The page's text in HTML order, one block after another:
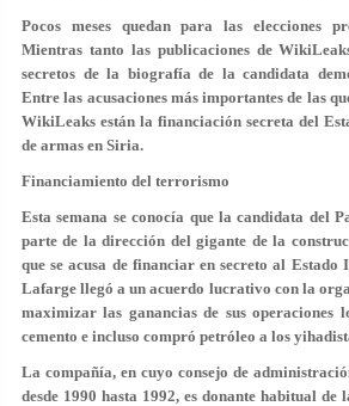
Pocos meses quedan para las elecciones
Mientras tanto las publicaciones de
secretos de la biografía de la candidata
Entre las acusaciones más importantes de las
WikiLeaks están la financiación secreta del
de armas en Siria.
Financiamiento del terrorismo
Esta semana se conocía que la candidata del
parte de la dirección del gigante de la
que se acusa de financiar en secreto al Estado
Lafarge llegó a unacuerdo lucrativo con la
maximizar las ganancias de sus operaciones
cemento e incluso compró petróleo a los
La compañía, en cuyo consejo de
desde 1990 hasta 1992, es donante habitual